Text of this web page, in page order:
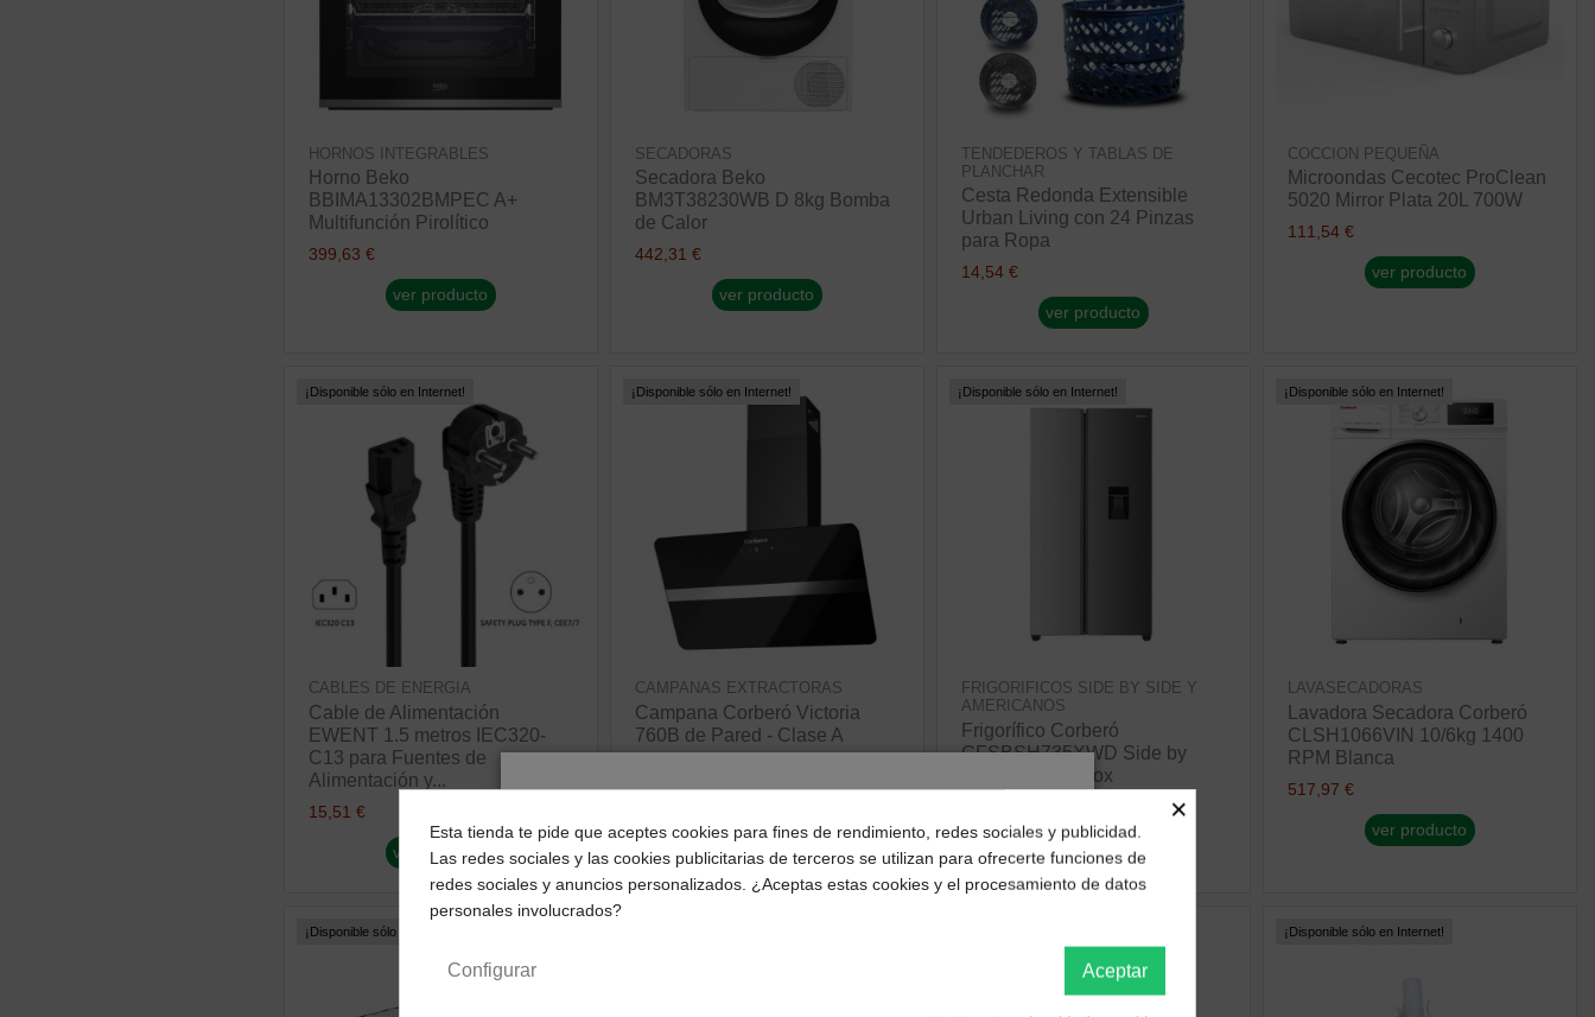
HORNOS INTEGRABLES
Horno Beko
BBIMA13302BMPEC A+
Multifunción Pirolítico
399,63 €
ver producto
SECADORAS
Secadora Beko
BM3T38230WB D 8kg Bomba
de Calor
442,31 €
ver producto
TENDEDEROS Y TABLAS DE
PLANCHAR
Cesta Redonda Extensible
Urban Living con 24 Pinzas
para Ropa
14,54 €
ver producto
COCCION PEQUEÑA
Microondas Cecotec ProClean
5020 Mirror Plata 20L 700W
111,54 €
ver producto
¡Disponible sólo en Internet!
CABLES DE ENERGIA
Cable de Alimentación
EWENT 1.5 metros IEC320-
C13 para Fuentes de
Alimentación y...
15,51 €
ver producto
¡Disponible sólo en Internet!
CAMPANAS EXTRACTORAS
Campana Corberó Victoria
760B de Pared - Clase A
¡Disponible sólo en Internet!
FRIGORIFICOS SIDE BY SIDE Y
AMERICANOS
Frigorífico Corberó
CFSBSH735XWD Side by
Side Clase E Inox
ver producto
¡Disponible sólo en Internet!
LAVASECADORAS
Lavadora Secadora Corberó
CLSH1066VIN 10/6kg 1400
RPM Blanca
517,97 €
ver producto
¡Disponible sólo en Internet! ¡Disponible sólo en Internet!
¿Dónde deseas recibir tu pedido?
Selecciona tu ubicación para mostrarte los precios e
impuestos correctos para tu región.
×
Esta tienda te pide que aceptes cookies para fines de rendimiento, redes sociales y publicidad.
Las redes sociales y las cookies publicitarias de terceros se utilizan para ofrecerte funciones de
redes sociales y anuncios personalizados. ¿Aceptas estas cookies y el procesamiento de datos
personales involucrados?
Aceptar
Configurar